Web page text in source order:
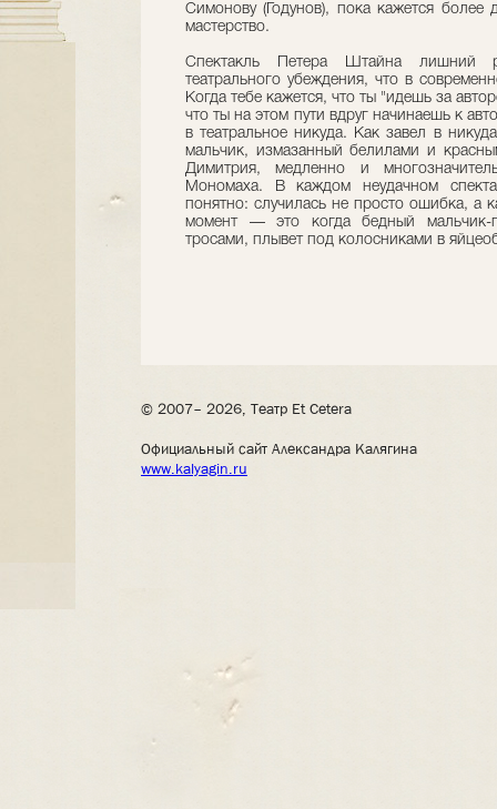
Симонову (Годунов), пока кажется
мастерство.
Спектакль Петера Штайна лишний
театрального убеждения, что в
Когда тебе кажется, что ты "идешь за
что ты на этом пути вдруг начинаешь к
в театральное никуда. Как завел в
мальчик, измазанный белилами и
Димитрия, медленно и
Мономаха. В каждом неудачном
понятно: случилась не просто ошибка, а
момент — это когда бедный мальчик-
тросами, плывет под колосниками в
© 2007– 2026, Театр Et Cetera
Официальный сайт Александра Калягина
www.kalyagin.ru